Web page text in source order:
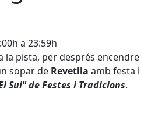
a 23:59h
la pista, per després
sopar de Revetlla amb festa i
Sui" de Festes i Tradicions.